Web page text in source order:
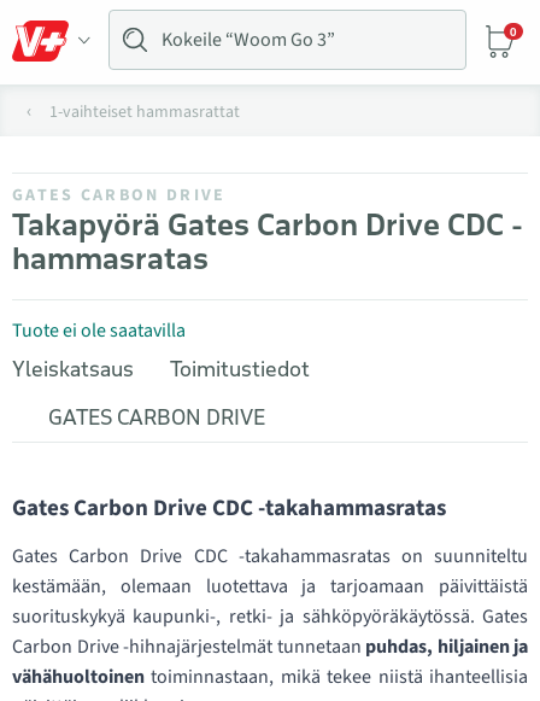
0
1-vaihteiset hammasrattat
GATES CARBON DRIVE
Takapyörä Gates Carbon Drive CDC -
hammasratas
Tuote ei ole saatavilla
Yleiskatsaus
Toimitustiedot
GATES CARBON DRIVE
Gates Carbon Drive CDC -takahammasratas
Gates Carbon Drive CDC -takahammasratas on suunniteltu
kestämään, olemaan luotettava ja tarjoamaan päivittäistä
suorituskykyä kaupunki-, retki- ja sähköpyöräkäytössä. Gates
Carbon Drive -hihnajärjestelmät tunnetaan puhdas, hiljainen ja
vähähuoltoinen toiminnastaan, mikä tekee niistä ihanteellisia